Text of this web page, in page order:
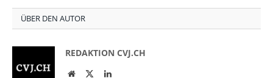
ÜBER DEN AUTOR
REDAKTION CVJ.CH
WebsiteTwitterLinkedIn